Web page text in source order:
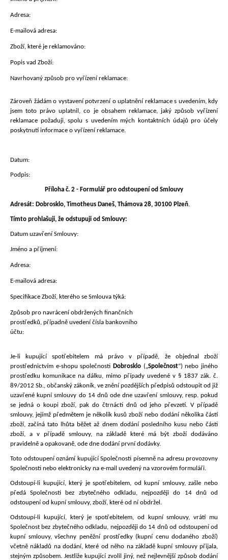
Adresa:
E-mailová adresa:
Zboží, které je reklamováno:
Popis vad Zboží:
Navrhovaný způsob pro vyřízení reklamace:
Zároveň žádám o vystavení potvrzení o uplatnění reklamace s uvedením, kdy
jsem toto právo uplatnil, co je obsahem reklamace, jaký způsob vyřízení
reklamace požaduji, spolu s uvedením mých kontaktních údajů pro účely
poskytnutí informace o vyřízení reklamace.
Datum:
Podpis:
Příloha č. 2 - Formulář pro odstoupení od Smlouvy
Adresát: Dobrosklo, Timotheus Daneš, Thámova 28, 30100 Plzeň.
Tímto prohlašuji, že odstupuji od Smlouvy:
Datum uzavření Smlouvy:
Jméno a příjmení:
Adresa:
E-mailová adresa:
Specifikace Zboží, kterého se Smlouva týká:
Způsob pro navrácení obdržených finančních
prostředků, případně uvedení čísla bankovního
účtu:
Je-li kupující spotřebitelem má právo v případě, že objednal zboží
prostřednictvím e-shopu společnosti Dobrosklo („Společnost“) nebo jiného
prostředku komunikace na dálku, mimo případy uvedené v § 1837 zák. č.
89/2012 Sb., občanský zákoník, ve znění pozdějších předpisů odstoupit od již
uzavřené kupní smlouvy do 14 dnůode dne uzavření smlouvy, resp. pokud
se jedná o koupi zboží, pak do čtrnácti dnů od jeho převzetí. V případě
smlouvy, jejímž předmětem je několik kusů zboží nebo dodání několika částí
zboží, začíná tato lhůta běžet až dnem dodání posledního kusu nebo části
zboží, a v případě smlouvy, na základě které má být zboží dodáváno
pravidelně a opakovaně, ode dne dodání první dodávky.
Toto odstoupení oznámí kupující Společnosti písemně na adresu provozovny
Společnosti nebo elektronicky na e-mail uvedený na vzorovém formuláři.
Odstoupí-li kupující, který je spotřebitelem, od kupní smlouvy, zašle nebo
předá Společnosti bez zbytečného odkladu, nejpozději do 14 dnů od
odstoupení od kupní smlouvy, zboží, které od ní obdržel.
Odstoupí-li kupující, který je spotřebitelem, od kupní smlouvy, vrátí mu
Společnost bez zbytečného odkladu, nejpozději do 14 dnů od odstoupení od
kupní smlouvy, všechny peněžní prostředky (kupní cenu dodaného zboží)
včetně nákladů na dodání, které od něho na základě kupní smlouvy přijala,
stejným způsobem. Jestliže kupující zvolil jiný, než nejlevnější způsob dodání